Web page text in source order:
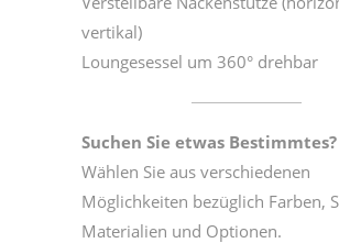
vertikal)
Loungesessel um 360° drehbar
Suchen Sie etwas Bestimmtes?
Wählen Sie aus verschiedenen
Möglichkeiten bezüglich Farben,
Materialien und Optionen.